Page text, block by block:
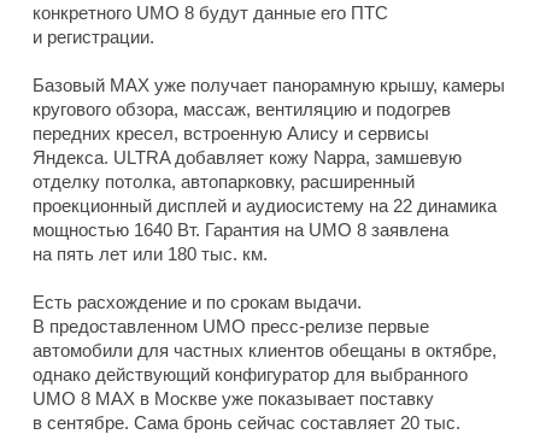
конкретного UMO 8 будут данные его ПТС
и регистрации.
Базовый MAX уже получает панорамную крышу, камеры
кругового обзора, массаж, вентиляцию и подогрев
передних кресел, встроенную Алису и сервисы
Яндекса. ULTRA добавляет кожу Nappa, замшевую
отделку потолка, автопарковку, расширенный
проекционный дисплей и аудиосистему на 22 динамика
мощностью 1640 Вт. Гарантия на UMO 8 заявлена
на пять лет или 180 тыс. км.
Есть расхождение и по срокам выдачи.
В предоставленном UMO пресс-релизе первые
автомобили для частных клиентов обещаны в октябре,
однако действующий конфигуратор для выбранного
UMO 8 MAX в Москве уже показывает поставку
в сентябре. Сама бронь сейчас составляет 20 тыс.